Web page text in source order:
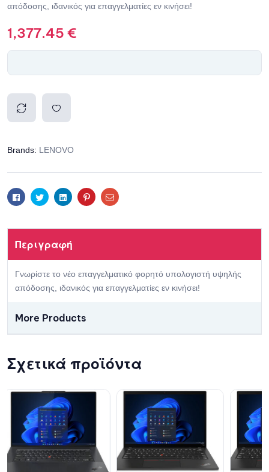
απόδοσης, ιδανικός για επαγγελματίες εν κινήσει!
1,377.45 €
t
Brands: LENOVO
FacebookTwitterLinkedinPinterestEmail
Περιγραφή
Γνωρίστε το νέo επαγγελματικό φορητό υπολογιστή υψηλής
απόδοσης, ιδανικός για επαγγελματίες εν κινήσει!
More Products
Σχετικά προϊόντα